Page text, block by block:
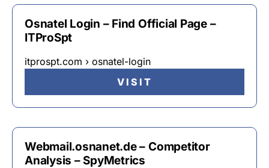
Osnatel Login – Find Official Page –
ITProSpt
itprospt.com › osnatel-login
VISIT
Webmail.osnanet.de – Competitor
Analysis – SpyMetrics